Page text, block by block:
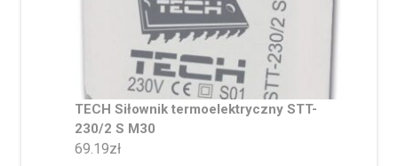
TECH Siłownik termoelektryczny STT-
230/2 S M30
69.19zł